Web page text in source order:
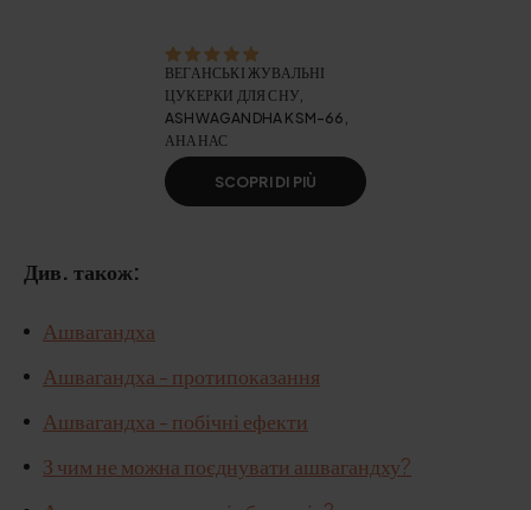
ВЕГАНСЬКІ ЖУВАЛЬНІ
ЦУКЕРКИ ДЛЯ СНУ,
ASHWAGANDHA KSM-66,
АНАНАС
SCOPRI DI PIÙ
Див. також:
Ашвагандха
Ашвагандха - протипоказання
Ашвагандха - побічні ефекти
З чим не можна поєднувати ашвагандху?